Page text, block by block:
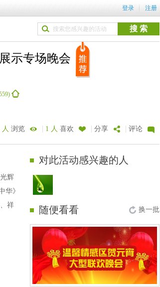
登录 注册
示专场晚会
人 浏览 | 1 人 喜欢 | 分享 | 评论
辉
华》
祥
对此活动感兴趣的人
随便看看 换一批